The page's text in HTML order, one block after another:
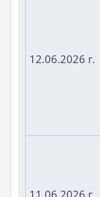
12.06.2026 г.